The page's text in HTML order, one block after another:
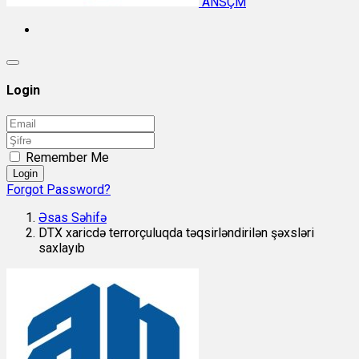
Login
Remember Me
Login
Forgot Password?
Əsas Səhifə
DTX xaricdə terrorçuluqda təqsirləndirilən şəxsləri
saxlayıb